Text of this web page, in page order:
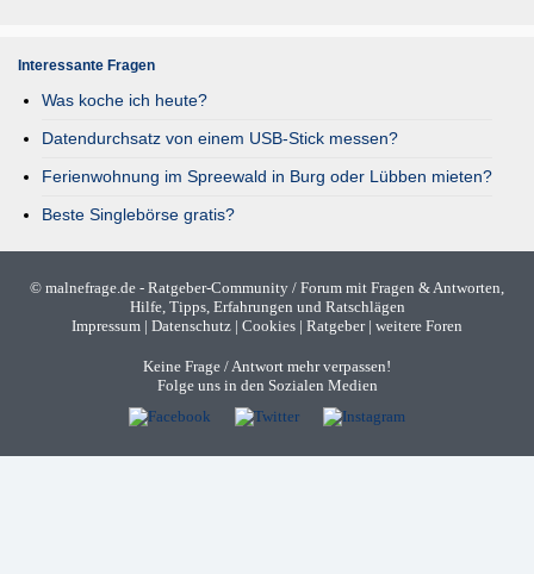
Interessante Fragen
Was koche ich heute?
Datendurchsatz von einem USB-Stick messen?
Ferienwohnung im Spreewald in Burg oder Lübben mieten?
Beste Singlebörse gratis?
© malnefrage.de - Ratgeber-Community / Forum mit Fragen & Antworten,
Hilfe, Tipps, Erfahrungen und Ratschlägen
Impressum | Datenschutz | Cookies | Ratgeber| weitere Foren
Keine Frage / Antwort mehr verpassen!
Folge uns in den Sozialen Medien